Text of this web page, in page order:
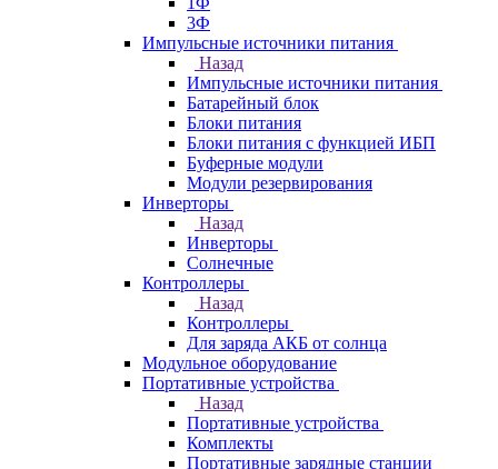
3Ф
Импульсные источники питания
Назад
Импульсные источники питания
Батарейный блок
Блоки питания
Блоки питания с функцией ИБП
Буферные модули
Модули резервирования
Инверторы
Назад
Инверторы
Солнечные
Контроллеры
Назад
Контроллеры
Для заряда АКБ от солнца
Модульное оборудование
Портативные устройства
Назад
Портативные устройства
Комплекты
Портативные зарядные станции